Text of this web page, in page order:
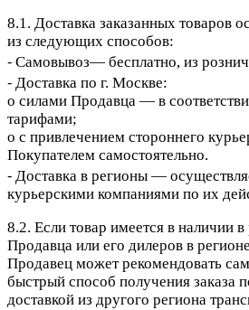
8.1. Доставка заказанных товаров
из следующих способов:
⁃ Самовывоз— бесплатно, из
⁃ Доставка по г. Москве:
o силами Продавца — в
тарифами;
o с привлечением стороннего
Покупателем самостоятельно.
⁃ Доставка в регионы —
курьерскими компаниями по их
8.2. Если товар имеется в наличии
Продавца или его дилеров в
Продавец может рекомендовать
быстрый способ получения заказа
доставкой из другого региона